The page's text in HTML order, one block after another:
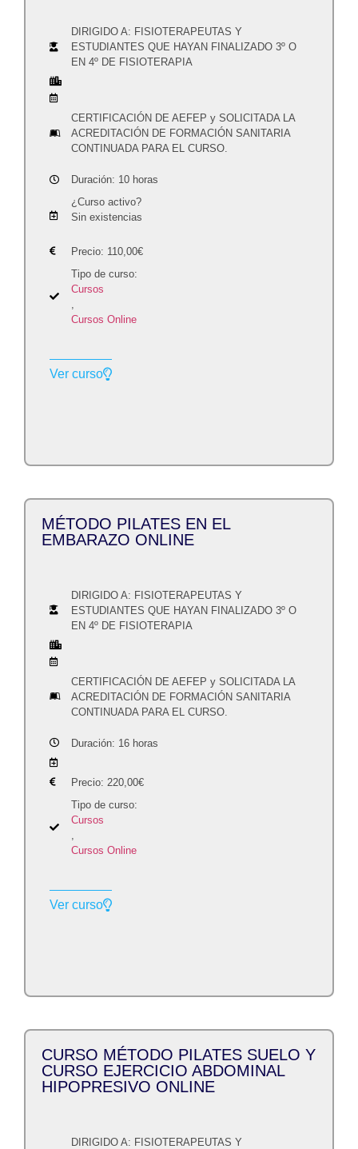
DIRIGIDO A: FISIOTERAPEUTAS Y
ESTUDIANTES QUE HAYAN FINALIZADO 3º O
EN 4º DE FISIOTERAPIA
CERTIFICACIÓN DE AEFEP y SOLICITADA LA
ACREDITACIÓN DE FORMACIÓN SANITARIA
CONTINUADA PARA EL CURSO.
Duración: 10 horas
¿Curso activo?
Sin existencias
Precio: 110,00€
Tipo de curso:
Cursos
Cursos Online
Ver curso
MÉTODO PILATES EN EL
EMBARAZO ONLINE
DIRIGIDO A: FISIOTERAPEUTAS Y
ESTUDIANTES QUE HAYAN FINALIZADO 3º O
EN 4º DE FISIOTERAPIA
CERTIFICACIÓN DE AEFEP y SOLICITADA LA
ACREDITACIÓN DE FORMACIÓN SANITARIA
CONTINUADA PARA EL CURSO.
Duración: 16 horas
Precio: 220,00€
Tipo de curso:
Cursos
Cursos Online
Ver curso
CURSO MÉTODO PILATES SUELO Y
CURSO EJERCICIO ABDOMINAL
HIPOPRESIVO ONLINE
DIRIGIDO A: FISIOTERAPEUTAS Y